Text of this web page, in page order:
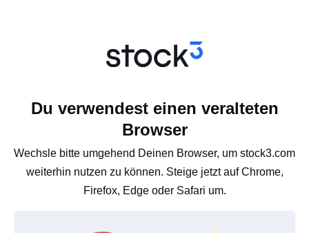
Du verwendest einen veralteten
Browser
Wechsle bitte umgehend Deinen Browser, um stock3.com
weiterhin nutzen zu können. Steige jetzt auf Chrome,
Firefox, Edge oder Safari um.